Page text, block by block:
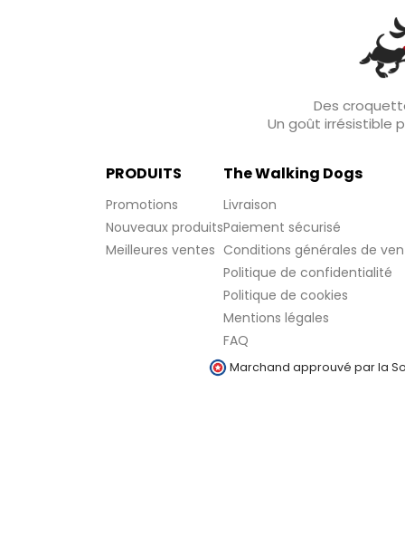
Des
Un goût irrésistible
PRODUITS
Promotions
Nouveaux produits
Meilleures ventes
The Walking Dogs
Livraison
Paiement sécurisé
Conditions générales de
Politique de confidentialité
Politique de cookies
Mentions légales
FAQ
Marchand approuvé par la